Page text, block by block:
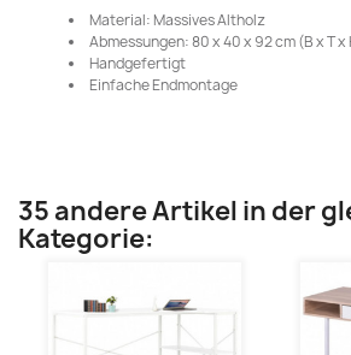
Material: Massives Altholz
Abmessungen: 80 x 40 x 92 cm (B x T x
Handgefertigt
Einfache Endmontage
35 andere Artikel in der
Kategorie: